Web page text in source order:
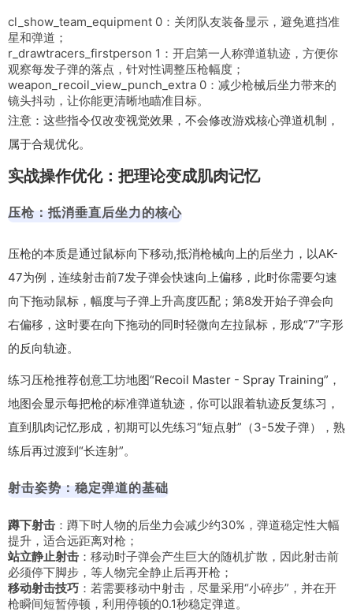
cl_show_team_equipment 0 ：关闭队友装备显示，避免遮挡准
星和弹道；
r_drawtracers_firstperson 1 ：开启第一人称弹道轨迹，方便你
观察每发子弹的落点，针对性调整压枪幅度；
weapon_recoil_view_punch_extra 0 ：减少枪械后坐力带来的
镜头抖动，让你能更清晰地瞄准目标。
注意：这些指令仅改变视觉效果，不会修改游戏核心弹道机制，
属于合规优化。
实战操作优化：把理论变成肌肉记忆
压枪：抵消垂直后坐力的核心
压枪的本质是通过鼠标向下移动,抵消枪械向上的后坐力，以AK-
47为例，连续射击前7发子弹会快速向上偏移，此时你需要匀速
向下拖动鼠标，幅度与子弹上升高度匹配；第8发开始子弹会向
右偏移，这时要在向下拖动的同时轻微向左拉鼠标，形成“7”字形
的反向轨迹。
练习压枪推荐创意工坊地图“Recoil Master - Spray Training”，
地图会显示每把枪的标准弹道轨迹，你可以跟着轨迹反复练习，
直到肌肉记忆形成，初期可以先练习“短点射”（3-5发子弹），熟
练后再过渡到“长连射”。
射击姿势：稳定弹道的基础
蹲下射击 ：蹲下时人物的后坐力会减少约30%，弹道稳定性大幅
提升，适合远距离对枪；
站立静止射击 ：移动时子弹会产生巨大的随机扩散，因此射击前
必须停下脚步，等人物完全静止后再开枪；
移动射击技巧 ：若需要移动中射击，尽量采用“小碎步”，并在开
枪瞬间短暂停顿，利用停顿的0.1秒稳定弹道。